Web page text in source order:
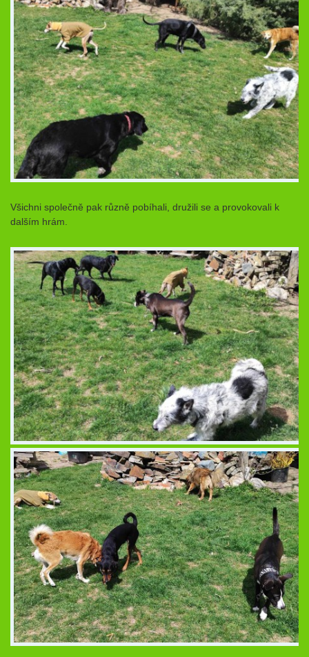
Všichni společně pak různě pobíhali, družili se a provokovali k
dalším hrám.